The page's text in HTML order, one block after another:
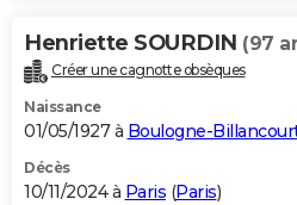
Henriette SOURDIN (97
Créer une cagnotte obsèques
Naissance
01/05/1927 à Boulogne-
Décès
10/11/2024 à Paris (Paris)